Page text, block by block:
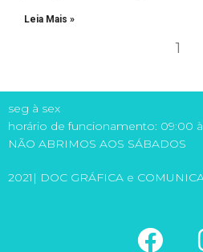
Leia Mais »
1
seg à sex
horário de funcionamento: 09:00
NÃO ABRIMOS AOS SÁBADOS
2021| DOC GRÁFICA e